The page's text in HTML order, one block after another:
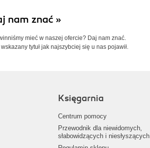
nam znać »
mieć w naszej ofercie? Daj nam znać.
tytuł jak najszybciej się u nas pojawił.
Księgarnia
Centrum pomocy
Przewodnik dla niewidomych,
słabowidzących i niesłyszących